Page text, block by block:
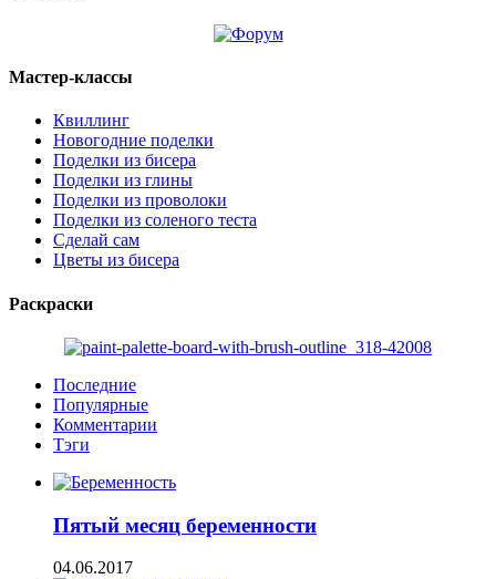
Мастер-классы
Квиллинг
Новогодние поделки
Поделки из бисера
Поделки из глины
Поделки из проволоки
Поделки из соленого теста
Сделай сам
Цветы из бисера
Раскраски
Последние
Популярные
Комментарии
Тэги
Пятый месяц беременности
04.06.2017